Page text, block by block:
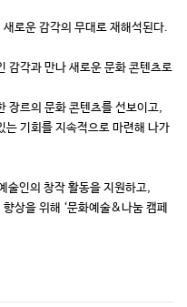
로운 감각의 무대로 재해석된다.
감각과 만나 새로운 문화 콘텐츠로
장르의 문화 콘텐츠를 선보이고,
는 기회를 지속적으로 마련해 나가
술인의 창작 활동을 지원하고,
상을 위해 ‘문화예술&나눔 캠페